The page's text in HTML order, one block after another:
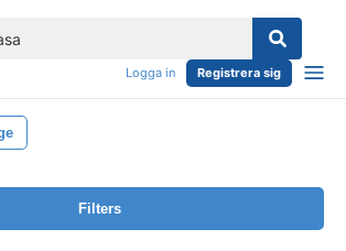
Logga in Registrera sig
Filters